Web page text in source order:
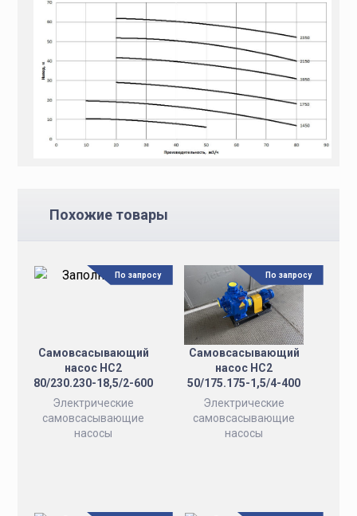
Похожие товары
Самовсасывающий
насос НС2
80/230.230-18,5/2-600
Электрические
самовсасывающие
насосы
По запросу
Самовсасывающий
насос НС2
50/175.175-1,5/4-400
Электрические
самовсасывающие
насосы
По запросу